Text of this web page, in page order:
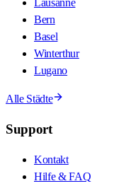
Lausanne
Bern
Basel
Winterthur
Lugano
Alle Städte
Support
Kontakt
Hilfe & FAQ